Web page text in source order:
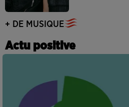
+ DE MUSIQUE
Actu positive